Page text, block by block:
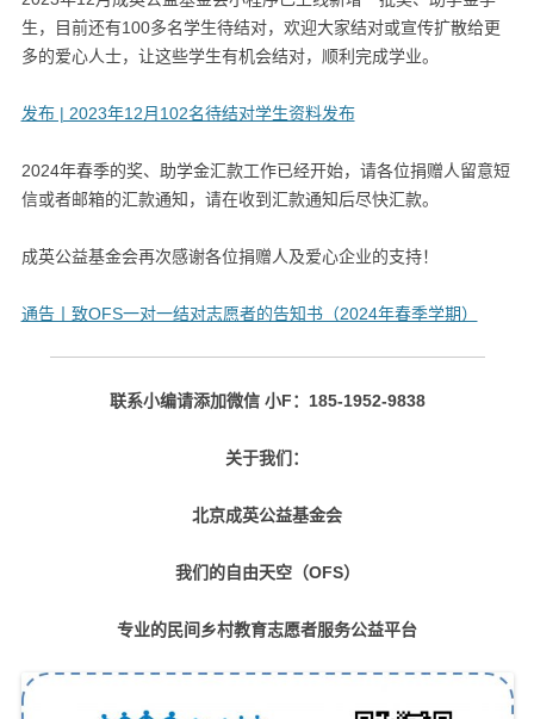
生，目前还有100多名学生待结对，欢迎大家结对或宣传扩散给更
多的爱心人士，让这些学生有机会结对，顺利完成学业。
发布 | 2023年12月102名待结对学生资料发布
2024年春季的奖、助学金汇款工作已经开始，请各位捐赠人留意短
信或者邮箱的汇款通知，请在收到汇款通知后尽快汇款。
成英公益基金会再次感谢各位捐赠人及爱心企业的支持！
通告丨致OFS一对一结对志愿者的告知书（2024年春季学期）
联系小编请添加微信 小F：185-1952-9838
关于我们：
北京成英公益基金会
我们的自由天空（OFS）
专业的民间乡村教育志愿者服务公益平台